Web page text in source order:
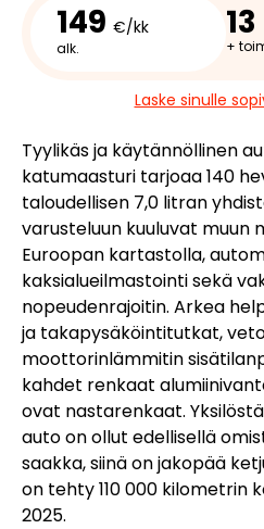
149 €/kk
alk. +
Laske sinulle
Tyylikäs ja käytännöllinen
katumaasturi tarjoaa 140
taloudellisen 7,0 litran
varusteluun kuuluvat muun
Euroopan kartastolla,
kaksialueilmastointi sekä
nopeudenrajoitin. Arkea
ja takapysäköintitutkat,
moottorinlämmitin
kahdet renkaat
ovat nastarenkaat.
auto on ollut edellisellä
saakka, siinä on jakopää
on tehty 110 000 kilometrin
2025.